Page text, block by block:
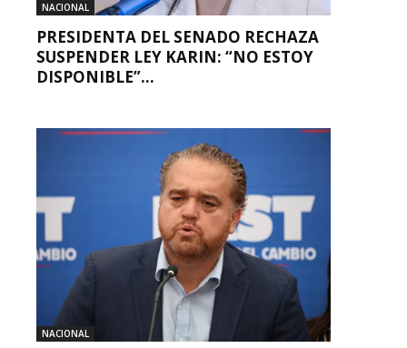
NACIONAL
PRESIDENTA DEL SENADO RECHAZA
SUSPENDER LEY KARIN: “NO ESTOY
DISPONIBLE”...
NACIONAL